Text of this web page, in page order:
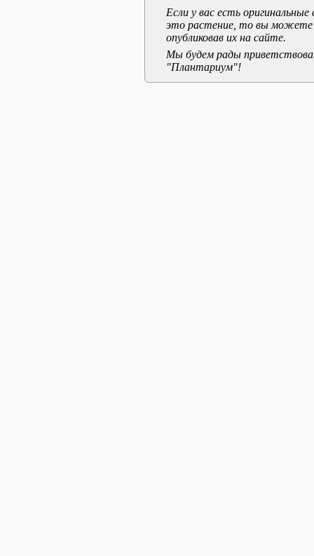
Если у вас есть
это растение, то вы можете
опубликовав их на сайте.
Мы будем рады
"Плантариум"!